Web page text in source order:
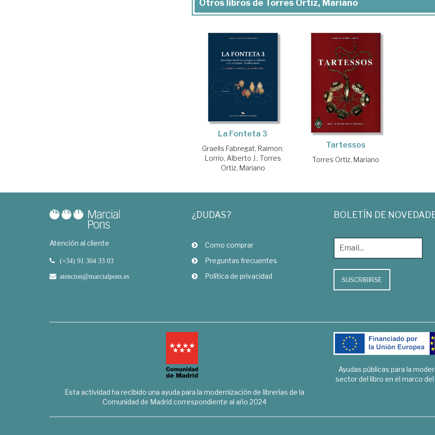
Otros libros de Torres Ortiz, Mariano
La Fonteta 3
Graells Fabregat, Raimon;
Lorrio, Alberto J.; Torres
Ortiz, Mariano
Tartessos
Torres Ortiz, Mariano
Atención al cliente
(+34) 91 304 33 03
atencion@marcialpons.es
¿DUDAS?
Como comprar
Preguntas frecuentes
Política de privacidad
BOLETÍN DE
SUSCRIBIRSE
Esta actividad ha recibido una ayuda para la modernización de librerías de la
Comunidad de Madrid correspondiente al año 2024
Ayudas públicas para la
sector del libro en el marco